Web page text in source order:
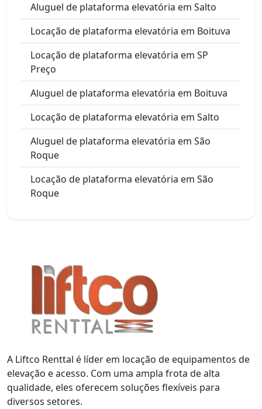
Aluguel de plataforma elevatória em Salto
Locação de plataforma elevatória em Boituva
Locação de plataforma elevatória em SP
Preço
Aluguel de plataforma elevatória em Boituva
Locação de plataforma elevatória em Salto
Aluguel de plataforma elevatória em São
Roque
Locação de plataforma elevatória em São
Roque
A Liftco Renttal é líder em locação de equipamentos de
elevação e acesso. Com uma ampla frota de alta
qualidade, eles oferecem soluções flexíveis para
diversos setores.